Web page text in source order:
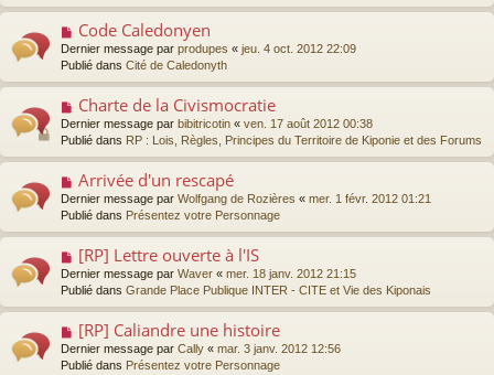
e
e
s
a
e
a
u
m
e
s
a
e
N
u
a
u
m
e
a
e
Code Caledonyen
Dernier message par produpes « jeu. 4 oct. 2012 22:09
Publié dans Cité de Caledonyth
N
u
a
u
m
e
s
s
a
e
Charte de la Civismocratie
Dernier message par bibitricotin « ven. 17 août 2012 00:38
Publié dans RP : Lois, Règles, Principes du Territoire de Kiponie et des Forums
N
u
u
m
e
s
s
a
Arrivée d'un rescapé
Dernier message par Wolfgang de Rozières « mer. 1 févr. 2012 01:21
Publié dans Présentez votre Personnage
N
o
u
u
m
[RP] Lettre ouverte à l'IS
Dernier message par Waver « mer. 18 janv. 2012 21:15
Publié dans Grande Place Publique INTER - CITE et Vie des Kiponais
N
o
u
[RP] Caliandre une histoire
Dernier message par Cally « mar. 3 janv. 2012 12:56
Publié dans Présentez votre Personnage